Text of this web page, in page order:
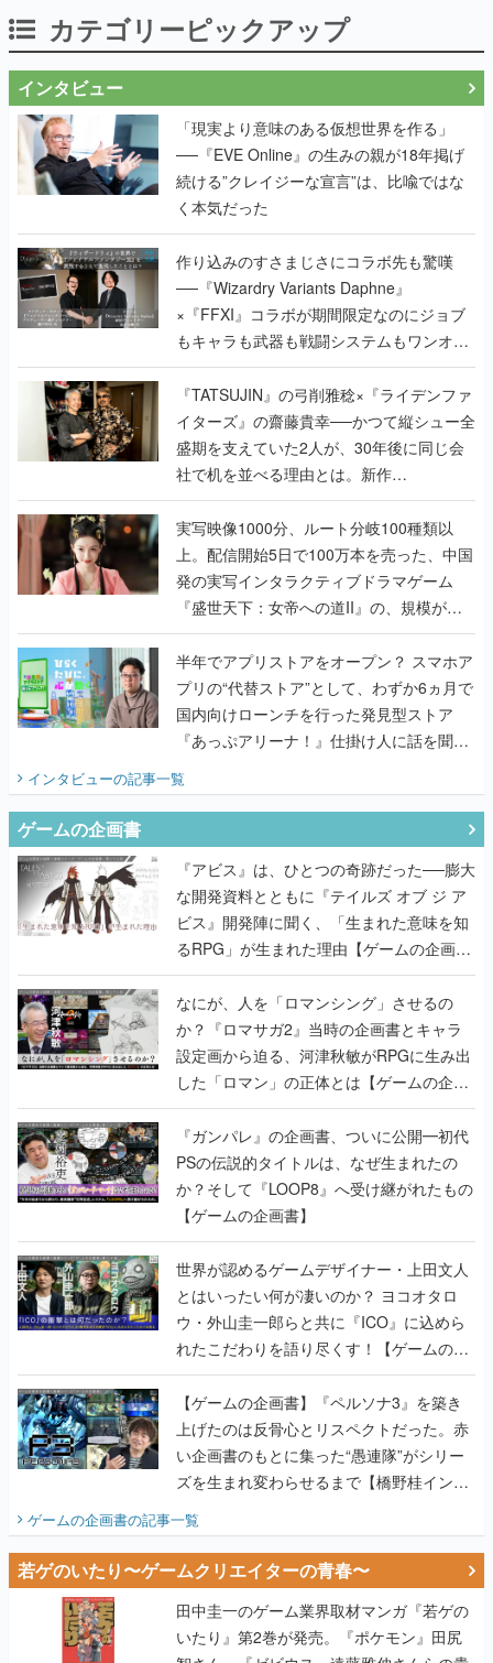
カテゴリーピックアップ
インタビュー
「現実より意味のある仮想世界を作る」
──『EVE Online』の生みの親が18年掲げ
続ける”クレイジーな宣言”は、比喩ではな
く本気だった
作り込みのすさまじさにコラボ先も驚嘆
──『Wizardry Variants Daphne』
×『FFXI』コラボが期間限定なのにジョブ
もキャラも武器も戦闘システムもワンオフ
で作り込まれた理由を両ディレクターに聞
く
『TATSUJIN』の弓削雅稔×『ライデンファ
イターズ』の齋藤貴幸──かつて縦シュー全
盛期を支えていた2人が、30年後に同じ会
社で机を並べる理由とは。新作
『TATSUJIN EXTREME』で初タッグを組
んだレジェンド2人に訊く開発秘話
実写映像1000分、ルート分岐100種類以
上。配信開始5日で100万本を売った、中国
発の実写インタラクティブドラマゲーム
『盛世天下：女帝への道II』の、規模が違
うこだわりをプロデューサーに聞いた
半年でアプリストアをオープン？ スマホア
プリの“代替ストア”として、わずか6ヵ月で
国内向けローンチを行った発見型ストア
『あっぷアリーナ！』仕掛け人に話を聞い
てみた
インタビューの記事一覧
ゲームの企画書
『アビス』は、ひとつの奇跡だった──膨大
な開発資料とともに『テイルズ オブ ジ ア
ビス』開発陣に聞く、「生まれた意味を知
るRPG」が生まれた理由【ゲームの企画
書】
なにが、人を「ロマンシング」させるの
か？『ロマサガ2』当時の企画書とキャラ
設定画から迫る、河津秋敏がRPGに生み出
した「ロマン」の正体とは【ゲームの企画
書】
『ガンパレ』の企画書、ついに公開━初代
PSの伝説的タイトルは、なぜ生まれたの
か？そして『LOOP8』へ受け継がれたもの
【ゲームの企画書】
世界が認めるゲームデザイナー・上田文人
とはいったい何が凄いのか？ ヨコオタロ
ウ・外山圭一郎らと共に『ICO』に込めら
れたこだわりを語り尽くす！【ゲームの企
画書】
【ゲームの企画書】『ペルソナ3』を築き
上げたのは反骨心とリスペクトだった。赤
い企画書のもとに集った“愚連隊”がシリー
ズを生まれ変わらせるまで【橋野桂インタ
ビュー】
ゲームの企画書の記事一覧
若ゲのいたり〜ゲームクリエイターの青春〜
田中圭一のゲーム業界取材マンガ『若ゲの
いたり』第2巻が発売。『ポケモン』田尻